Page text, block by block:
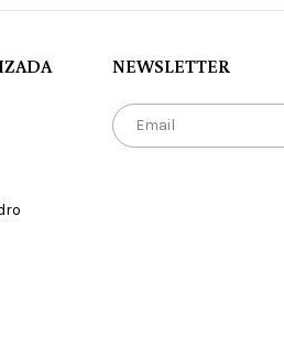
NEWSLETTER